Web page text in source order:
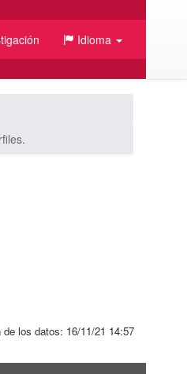
Idioma
los datos: 16/11/21 14:57